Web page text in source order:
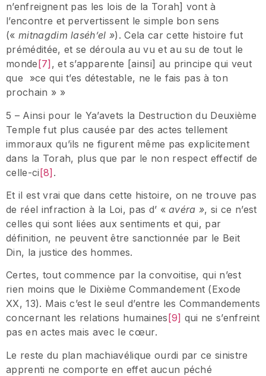
n’enfreignent pas les lois de la Torah] vont à
l’encontre et pervertissent le simple bon sens
(« mitnagdim laséh’el »). Cela car cette histoire fut
préméditée, et se déroula au vu et au su de tout le
monde [7] , et s’apparente [ainsi] au principe qui veut
que »ce qui t’es détestable, ne le fais pas à ton
prochain » »
5 – Ainsi pour le Ya’avets la Destruction du Deuxième
Temple fut plus causée par des actes tellement
immoraux qu’ils ne figurent même pas explicitement
dans la Torah, plus que par le non respect effectif de
celle-ci[8].
Et il est vrai que dans cette histoire, on ne trouve pas
de réel infraction à la Loi, pas d’ «avéra », si ce n’est
celles qui sont liées aux sentiments et qui, par
définition, ne peuvent être sanctionnée par le Beit
Din, la justice des hommes.
Certes, tout commence par la convoitise, qui n’est
rien moins que le Dixième Commandement (Exode
XX, 13). Mais c’est le seul d’entre les Commandements
concernant les relations humaines [9] qui ne s’enfreint
pas en actes mais avec le cœur.
Le reste du plan machiavélique ourdi par ce sinistre
apprenti ne comporte en effet aucun péché